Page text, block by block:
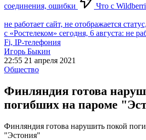
соединения, ошибки Что с
не работает сайт, не отображается
с «Ростелеком» сегодня, 6 августа: не
Fi, IP-телефония
Игорь Быкин
22:55 21 апреля 2021
Общество
Финляндия готова
погибших на пароме
Финляндия готова нарушить покой
"Эстония"